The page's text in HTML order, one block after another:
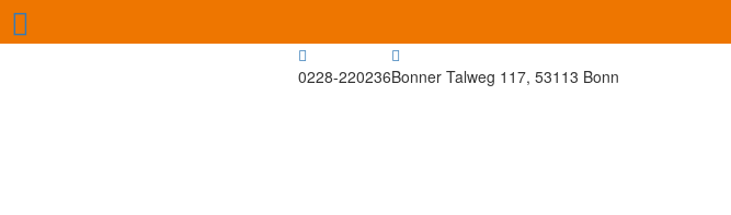
Bonner Talweg 117, 53113 Bonn
0228-220236